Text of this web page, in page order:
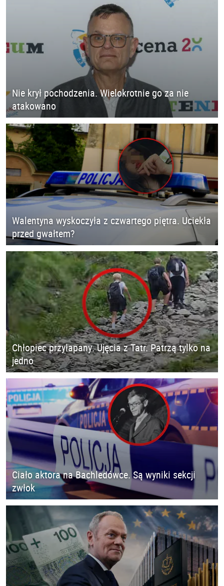
Nie krył pochodzenia. Wielokrotnie go za nie
atakowano
Walentyna wyskoczyła z czwartego piętra. Uciekła
przed gwałtem?
Chłopiec przyłapany. Ujęcia z Tatr. Patrzą tylko na
jedno
Ciało aktora na Bachledówce. Są wyniki sekcji
zwłok